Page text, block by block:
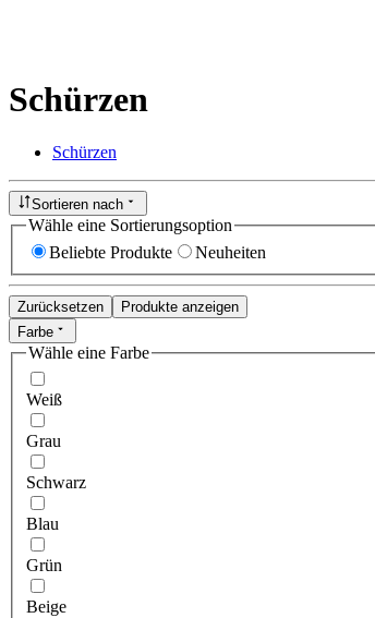
Schürzen
Schürzen
Sortieren nach
Wähle eine Sortierungsoption
Beliebte Produkte
Neuheiten
Zurücksetzen
Produkte anzeigen
Farbe
Wähle eine Farbe
Weiß
Grau
Schwarz
Blau
Grün
Beige